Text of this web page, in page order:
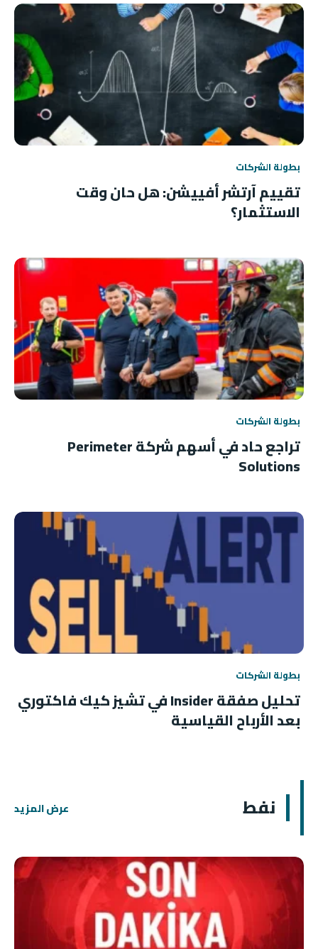
بطولة الشركات
تقييم آرتشر أفييشن: هل حان وقت
الاستثمار؟
بطولة الشركات
تراجع حاد في أسهم شركة Perimeter
Solutions
بطولة الشركات
تحليل صفقة Insider في تشيز كيك فاكتوري
بعد الأرباح القياسية
نفط عرض المزيد